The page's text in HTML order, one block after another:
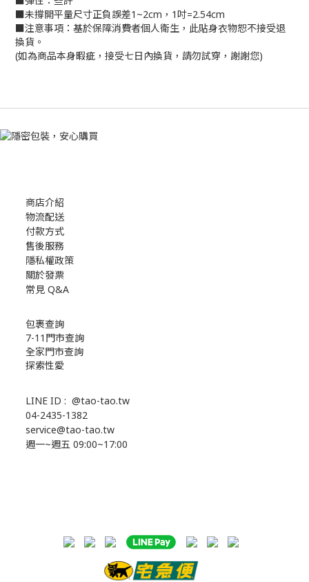
■未撐開平量尺寸正負誤差1~2cm，1吋=2.54cm
■注意事項：基於保障消費者個人衛生，此貼身衣物恕不接受退
換貨。
(如為商品本身暇疵，接受七日內換貨，請勿試穿，謝謝您)
商店介紹
物流配送
付款方式
售後服務
隱私權政策
關於發票
常見 Q&A
包裹查詢
7-11門市查詢
全家門市查詢
探索性愛
LINE ID : @tao-tao.tw
04-2435-1382
service@tao-tao.tw
週一~週五 09:00~17:00